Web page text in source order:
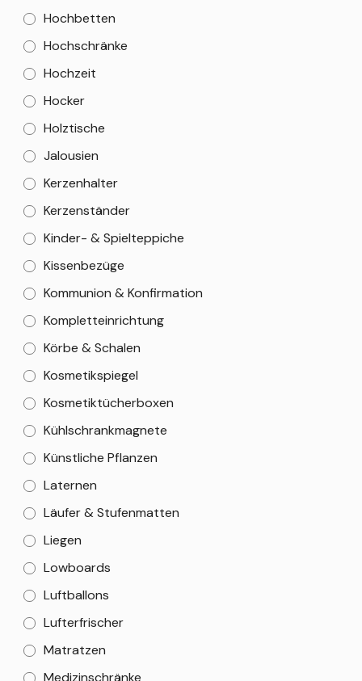
Hochbetten
Hochschränke
Hochzeit
Hocker
Holztische
Jalousien
Kerzenhalter
Kerzenständer
Kinder- & Spielteppiche
Kissenbezüge
Kommunion & Konfirmation
Kompletteinrichtung
Körbe & Schalen
Kosmetikspiegel
Kosmetiktücherboxen
Kühlschrankmagnete
Künstliche Pflanzen
Laternen
Läufer & Stufenmatten
Liegen
Lowboards
Luftballons
Lufterfrischer
Matratzen
Medizinschränke